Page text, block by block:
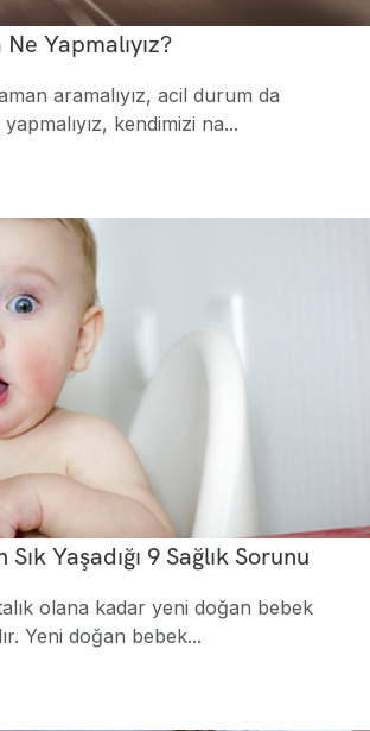
Yapmalıyız?
aramalıyız, acil durum da
kendimizi na...
Yaşadığı 9 Sağlık Sorunu
olana kadar yeni doğan bebek
Yeni doğan bebek...